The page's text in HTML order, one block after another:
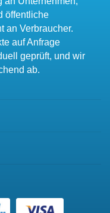
öffentliche
an Verbraucher.
auf Anfrage
geprüft, und wir
ab.